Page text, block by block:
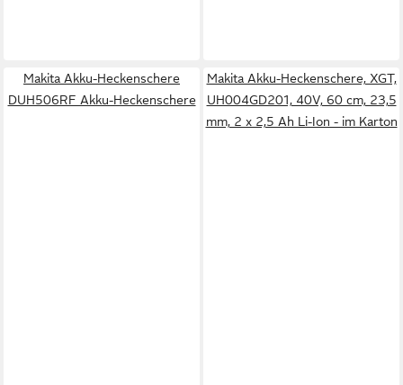
Makita Akku-Heckenschere
DUH506RF Akku-Heckenschere
Makita Akku-Heckenschere, XGT,
UH004GD201, 40V, 60 cm, 23,5
mm, 2 x 2,5 Ah Li-Ion - im Karton